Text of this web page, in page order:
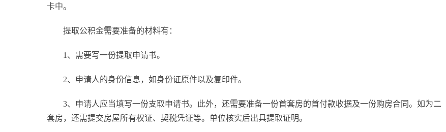
卡中。
提取公积金需要准备的材料有：
1、需要写一份提取申请书。
2、申请人的身份信息，如身份证原件以及复印件。
3、申请人应当填写一份支取申请书。此外，还需要准备一份首套房的首付款收据及一份购房合同。如为二
套房，还需提交房屋所有权证、契税凭证等。单位核实后出具提取证明。